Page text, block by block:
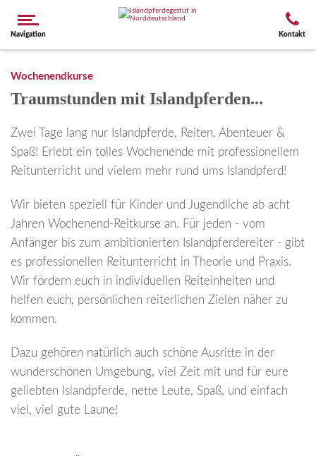
Navigation Kontakt
Wochenendkurse
Traumstunden mit Islandpferden...
Zwei Tage lang nur Islandpferde, Reiten, Abenteuer &
Spaß! Erlebt ein tolles Wochenende mit professionellem
Reitunterricht und vielem mehr rund ums Islandpferd!
Wir bieten speziell für Kinder und Jugendliche ab acht
Jahren Wochenend-Reitkurse an. Für jeden - vom
Anfänger bis zum ambitionierten Islandpferdereiter - gibt
es professionellen Reitunterricht in Theorie und Praxis.
Wir fördern euch in individuellen Reiteinheiten und
helfen euch, persönlichen reiterlichen Zielen näher zu
kommen.
Dazu gehören natürlich auch schöne Ausritte in der
wunderschönen Umgebung, viel Zeit mit und für eure
geliebten Islandpferde, nette Leute, Spaß, und einfach
viel, viel gute Laune!